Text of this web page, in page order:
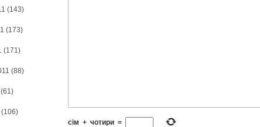
(143)
(173)
(171)
(88)
(61)
(106)
сім + чотири =